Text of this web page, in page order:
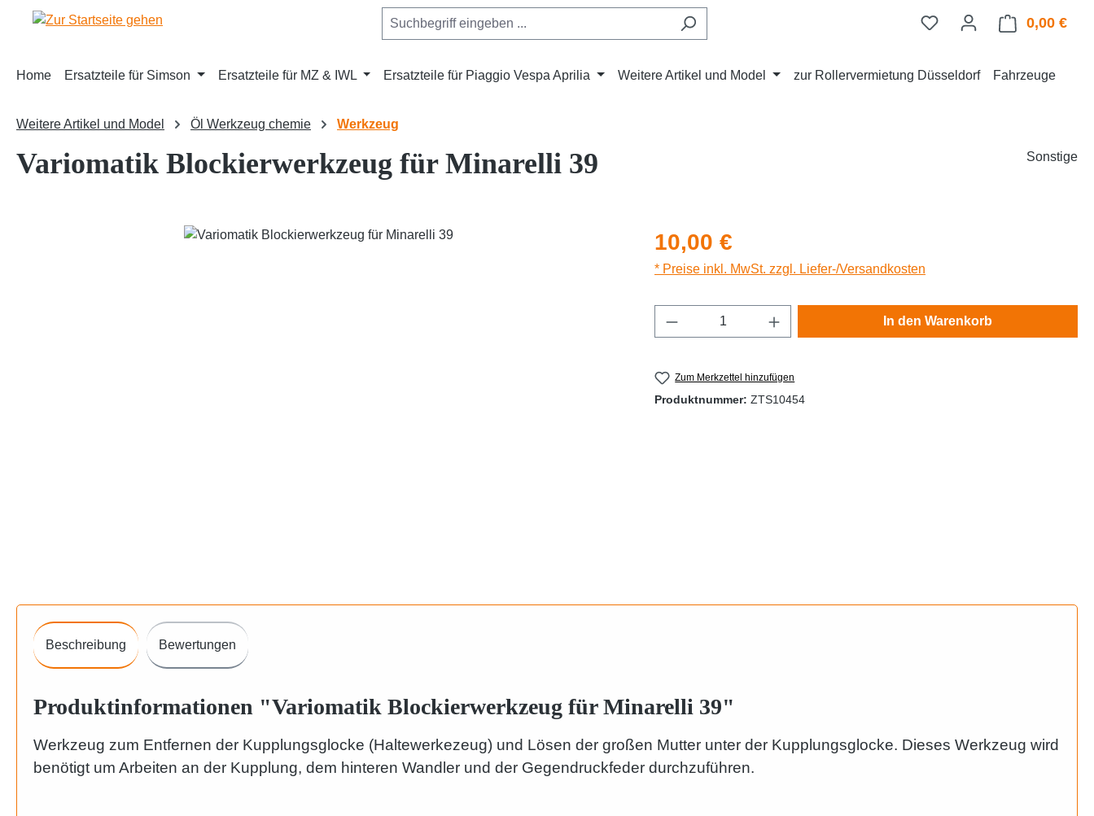
Hauptinhalt springen
Zur Suche springen
Zur Hauptnavigation springen 0,00 €
Home Ersatzteile für Simson Ersatzteile für MZ & IWL Ersatzteile für Piaggio Vespa Aprilia Weitere Artikel und Model zur Rollervermietung Düsseldorf Fahrzeuge
Weitere Artikel und Model Öl Werkzeug chemie Werkzeug
Variomatik Blockierwerkzeug für Minarelli 39 Sonstige
Regulärer Preis:
10,00 €
* Preise inkl. MwSt. zzgl. Liefer-/Versandkosten
Produkt Anzahl: Gib den gewünschten Wert ein
In den Warenkorb
Zum Merkzettel hinzufügen
Produktnummer: ZTS10454
Beschreibung Bewertungen
Produktinformationen "Variomatik Blockierwerkzeug für Minarelli 39"
Werkzeug zum Entfernen der Kupplungsglocke (Haltewerkezeug) und Lösen der großen Mutter unter der Kupplungsglocke. Dieses Werkzeug wird
benötigt um Arbeiten an der Kupplung, dem hinteren Wandler und der Gegendruckfeder durchzuführen.